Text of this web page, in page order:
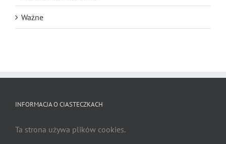
Ważne
INFORMACJA O CIASTECZKACH
Ta strona używa plików cookies.